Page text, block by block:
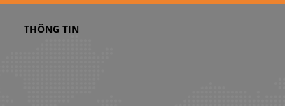
THÔNG TIN